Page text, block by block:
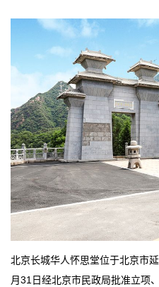
北京长城华人怀思堂位于北京市
月31日经北京市民政局批准立项